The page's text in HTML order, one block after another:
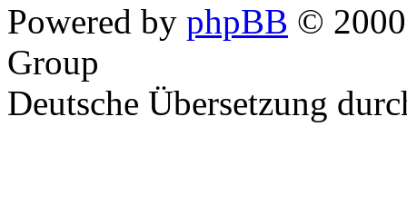
Powered by phpBB ©
Group
Deutsche Übersetzung